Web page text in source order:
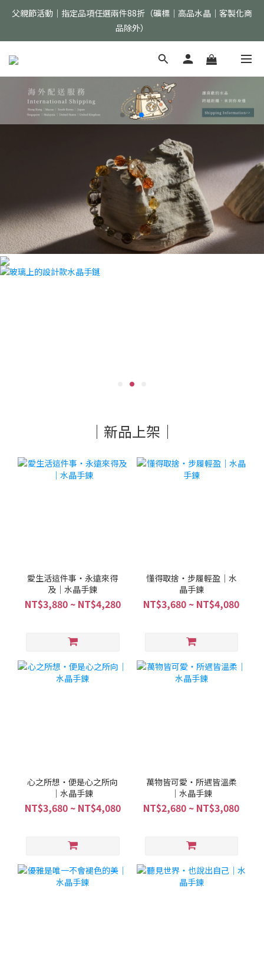
父親節活動｜指定品項任選兩件88折（礦標｜高品水晶｜客製化商
品除外）
父親節活動｜指定品項任選兩件88折（礦標｜高品水晶｜客製化商
品除外）
首購加入會員現折$150 >>點我立即加入
全館消費滿$2000免運（僅限配送台灣地區）
父親節活動｜指定品項任選兩件88折（礦標｜高品水晶｜客製化商
｜新品上架｜
愛生活這件事・永遠來得
及｜水晶手鍊
NT$3,880 ~ NT$4,280
懂得取捨・步履輕盈｜水
晶手鍊
NT$3,680 ~ NT$4,080
心之所想・便是心之所向
｜水晶手鍊
NT$3,680 ~ NT$4,080
萬物皆可愛・所遇皆溫柔
｜水晶手鍊
NT$2,680 ~ NT$3,080